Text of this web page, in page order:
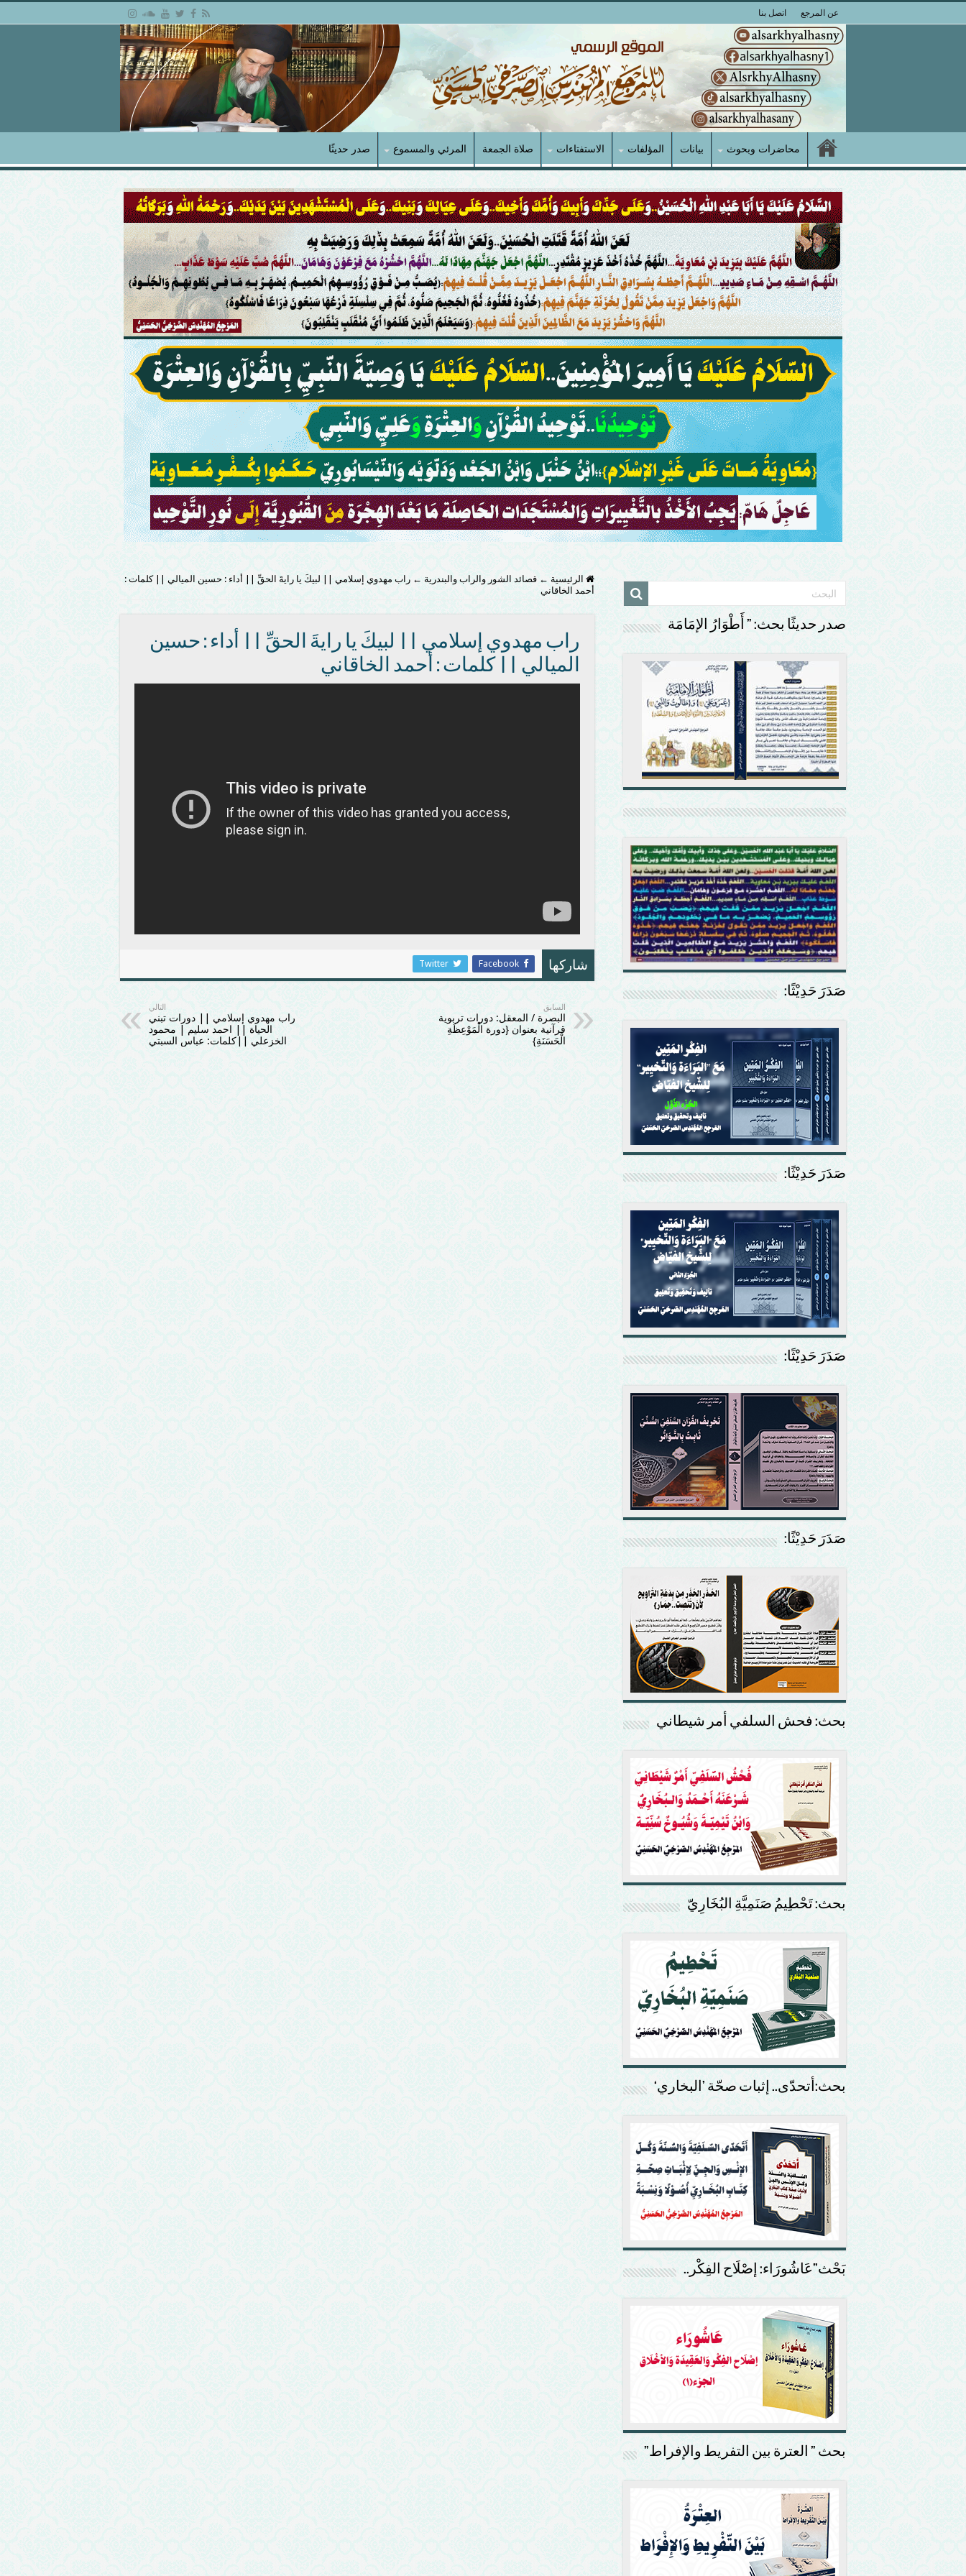
عن المرجع اتصل بنا
محاضرات وبحوث بيانات المؤلفات الاستفتاءات صلاة الجمعة المرئي والمسموع صدر حديثًا
الرئيسية ← قصائد الشور والراب والبندرية ← راب مهدوي إسلامي || لبيكَ يا رايةَ الحقِّ || أداء : حسين الميالي || كلمات :
أحمد الخاقاني
راب مهدوي إسلامي || لبيكَ يا رايةَ الحقِّ || أداء : حسين
الميالي || كلمات : أحمد الخاقاني
شاركها Facebook
Twitter
السابق
البصرة / المعقل: دورات تربوية
قرآنية بعنوان {دورة الْمَوْعِظَةِ
الْحَسَنَةِ}
التالي
راب مهدوي إسلامي || دورات تبني
الحياة || احمد سليم | محمود
الخزعلي ||كلمات: عباس السبتي
صدر حديثًا بحث: ” أَطْوَارُ الإمَامَة
صَدَرَ حَدِيْثًا:
صَدَرَ حَدِيْثًا:
صَدَرَ حَدِيْثًا:
صَدَرَ حَدِيْثًا:
بحث: فحش السلفي أمر شيطاني
بحث: تَحْطِيمُ صَنَمِيَّةِ البُخَارِيّ
بحث:أتحدّى.. إثبات صحّة ’البخاري‘
بَحْث”عَاشُورَاء: إصْلَاح الفِكْر..
بحث ” العترة بين التفريط والإفراط”